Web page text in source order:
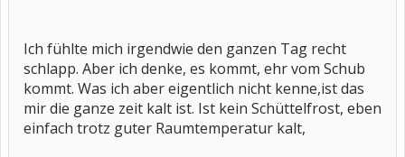
Ich fühlte mich irgendwie den ganzen Tag recht
schlapp. Aber ich denke, es kommt, ehr vom Schub
kommt. Was ich aber eigentlich nicht kenne,ist das
mir die ganze zeit kalt ist. Ist kein Schüttelfrost, eben
einfach trotz guter Raumtemperatur kalt,